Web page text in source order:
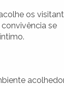
os
se